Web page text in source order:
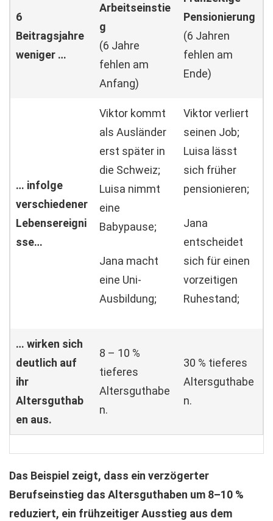
6
Beitragsjahre
weniger …
Arbeitseinstie
g
(6 Jahre
fehlen am
Anfang)
Pensionierung
(6 Jahren
fehlen am
Ende)
… infolge
verschiedener
Lebensereigni
sse…
Viktor kommt
als Ausländer
erst später in
die Schweiz;
Luisa nimmt
eine
Babypause;
Jana macht
eine Uni-
Ausbildung;
Viktor verliert
seinen Job;
Luisa lässt
sich früher
pensionieren;
Jana
entscheidet
sich für einen
vorzeitigen
Ruhestand;
… wirken sich
deutlich auf
ihr
Altersguthab
en aus.
8 – 10 %
tieferes
Altersguthabe
n.
30 % tieferes
Altersguthabe
n.
Das Beispiel zeigt, dass ein verzögerter
Berufseinstieg das Altersguthaben um 8–10 %
reduziert, ein frühzeitiger Ausstieg aus dem